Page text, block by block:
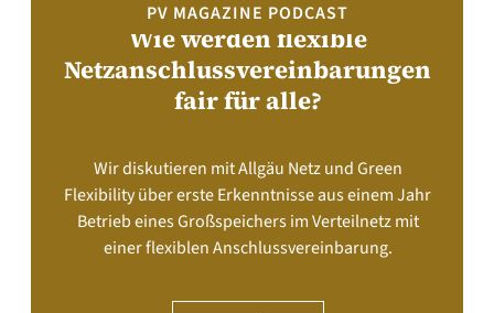
PV MAGAZINE PODCAST
Wie werden flexible
Netzanschlussvereinbarungen
fair für alle?
Wir diskutieren mit Allgäu Netz und Green
Flexibility über erste Erkenntnisse aus einem Jahr
Betrieb eines Großspeichers im Verteilnetz mit
einer flexiblen Anschlussvereinbarung.